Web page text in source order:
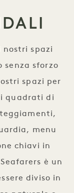
nostri spazi
senza sforzo
spazi per
quadrati di
menu
chiavi in
è un
diviso in